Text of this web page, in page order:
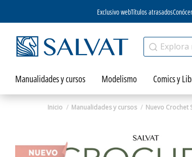
Exclusivo webTítulos atrasados
Manualidades y cursos Modelismo Comics y
Inicio Manualidades y cursos Nuevo Crochet